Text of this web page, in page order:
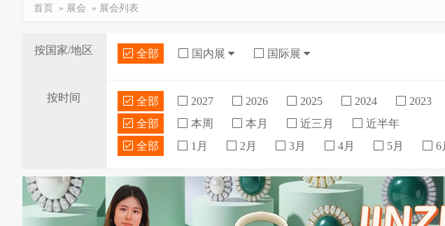
首页 » 展会 » 展会列表
按国家/地区 全部 国内展 国际展
按时间 全部 2027 2026 2025 2024 2023
全部
本周 本月 近三月
近半年
全部
1月 2月 3月 4月 5月 6